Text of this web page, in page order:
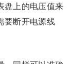
盘上的电压值来
要断开电源线